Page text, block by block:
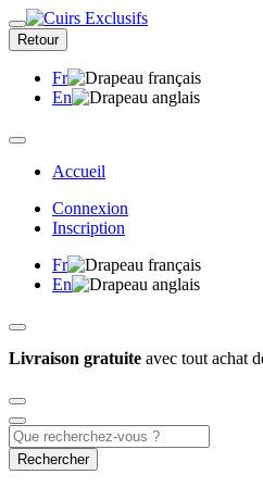
Retour
Fr
En
Accueil
Connexion
Inscription
Fr
En
Livraison gratuite avec tout achat
Rechercher